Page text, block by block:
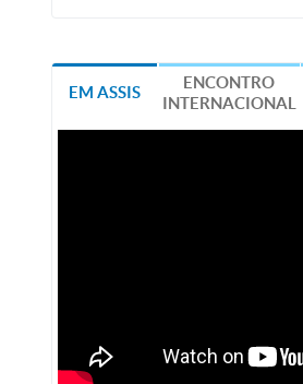
EM ASSIS
ENCONTRO
INTERNACIONAL